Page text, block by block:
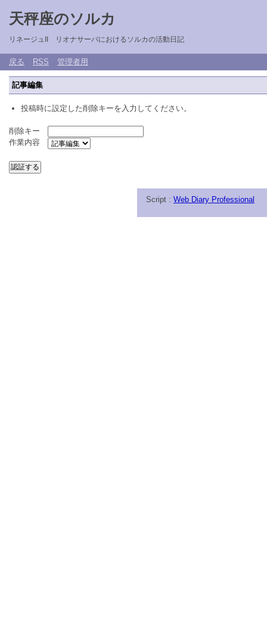
天秤座のソルカ
リネージュII リオナサーバにおけるソルカの活動日記
戻る RSS 管理者用
記事編集
投稿時に設定した削除キーを入力してください。
削除キー
作業内容
Script : Web Diary Professional